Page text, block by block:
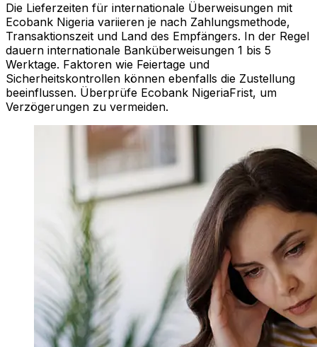
Die Lieferzeiten für internationale Überweisungen mit
Ecobank Nigeria variieren je nach Zahlungsmethode,
Transaktionszeit und Land des Empfängers. In der Regel
dauern internationale Banküberweisungen 1 bis 5
Werktage. Faktoren wie Feiertage und
Sicherheitskontrollen können ebenfalls die Zustellung
beeinflussen. Überprüfe Ecobank NigeriaFrist, um
Verzögerungen zu vermeiden.